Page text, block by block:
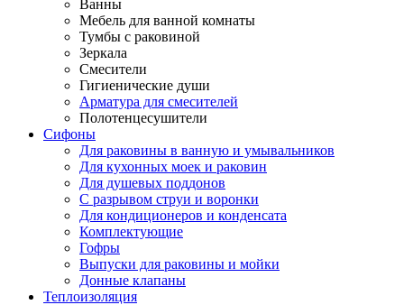
Ванны
Мебель для ванной комнаты
Тумбы с раковиной
Зеркала
Смесители
Гигиенические души
Арматура для смесителей
Полотенцесушители
Сифоны
Для раковины в ванную и умывальников
Для кухонных моек и раковин
Для душевых поддонов
С разрывом струи и воронки
Для кондиционеров и конденсата
Комплектующие
Гофры
Выпуски для раковины и мойки
Донные клапаны
Теплоизоляция